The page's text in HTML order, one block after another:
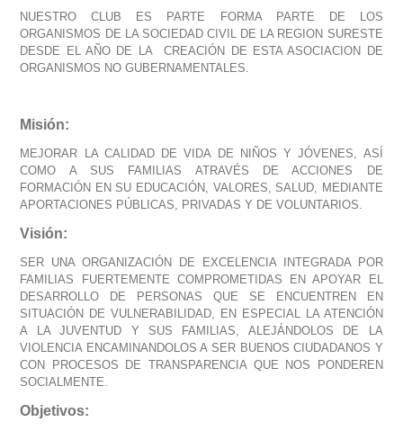
NUESTRO CLUB ES PARTE FORMA PARTE DE LOS
ORGANISMOS DE LA SOCIEDAD CIVIL DE LA REGION SURESTE
DESDE EL AÑO DE LA CREACIÓN DE ESTA ASOCIACION DE
ORGANISMOS NO GUBERNAMENTALES.
Misión:
MEJORAR LA CALIDAD DE VIDA DE NIÑOS Y JÓVENES, ASÍ
COMO A SUS FAMILIAS ATRAVÉS DE ACCIONES DE
FORMACIÓN EN SU EDUCACIÓN, VALORES, SALUD, MEDIANTE
APORTACIONES PÚBLICAS, PRIVADAS Y DE VOLUNTARIOS.
Visión:
SER UNA ORGANIZACIÓN DE EXCELENCIA INTEGRADA POR
FAMILIAS FUERTEMENTE COMPROMETIDAS EN APOYAR EL
DESARROLLO DE PERSONAS QUE SE ENCUENTREN EN
SITUACIÓN DE VULNERABILIDAD, EN ESPECIAL LA ATENCIÓN
A LA JUVENTUD Y SUS FAMILIAS, ALEJÁNDOLOS DE LA
VIOLENCIA ENCAMINANDOLOS A SER BUENOS CIUDADANOS Y
CON PROCESOS DE TRANSPARENCIA QUE NOS PONDEREN
SOCIALMENTE.
Objetivos: